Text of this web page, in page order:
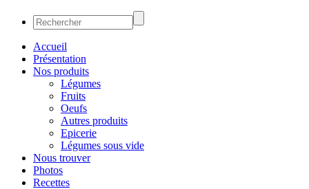
Accueil
Présentation
Nos produits
Légumes
Fruits
Oeufs
Autres produits
Epicerie
Légumes sous vide
Nous trouver
Photos
Recettes